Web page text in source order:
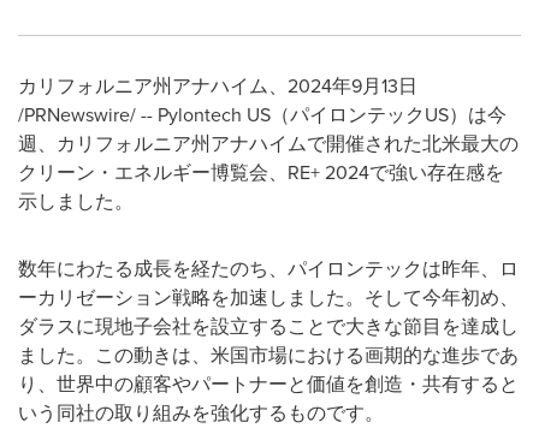
カリフォルニア州アナハイム、2024年9月13日
/PRNewswire/ -- Pylontech US（パイロンテックUS）は今
週、カリフォルニア州アナハイムで開催された北米最大の
クリーン・エネルギー博覧会、RE+ 2024で強い存在感を
示しました。
数年にわたる成長を経たのち、パイロンテックは昨年、ロ
ーカリゼーション戦略を加速しました。そして今年初め、
ダラスに現地子会社を設立することで大きな節目を達成し
ました。この動きは、米国市場における画期的な進歩であ
り、世界中の顧客やパートナーと価値を創造・共有すると
いう同社の取り組みを強化するものです。